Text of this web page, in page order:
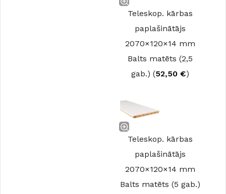
Teleskop. kārbas
paplašinātājs
2070×120×14 mm
Balts matēts (2,5
gab.) (52,50 €)
Teleskop. kārbas
paplašinātājs
2070×120×14 mm
Balts matēts (5 gab.)